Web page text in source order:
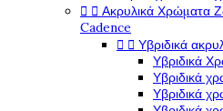
  Ακρυλικά Χρώματα
Cadence
  Υβριδικά
Υβριδικά
Υβριδικά
Υβριδικά